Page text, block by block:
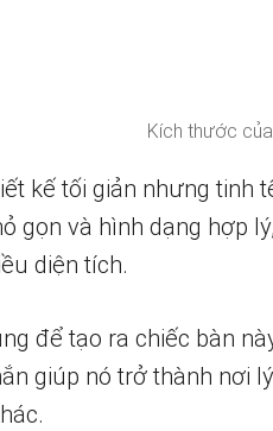
Kích thước
kế tối giản nhưng tinh
gọn và hình dạng hợp
diện tích.
để tạo ra chiếc bàn
giúp nó trở thành nơi